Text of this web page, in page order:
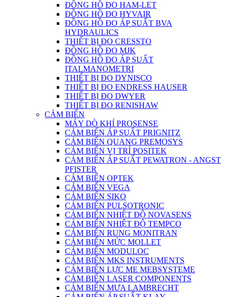
ĐỒNG HỒ ĐO HAM-LET
ĐỒNG HỒ ĐO HYVAIR
ĐỒNG HỒ ĐO ÁP SUẤT BVA
HYDRAULICS
THIẾT BỊ ĐO CRESSTO
ĐỒNG HỒ ĐO MJK
ĐỒNG HỒ ĐO ÁP SUẤT
ITALMANOMETRI
THIẾT BỊ ĐO DYNISCO
THIẾT BỊ ĐO ENDRESS HAUSER
THIẾT BỊ ĐO DWYER
THIẾT BỊ ĐO RENISHAW
CẢM BIẾN
MÁY DÒ KHÍ PROSENSE
CẢM BIẾN ÁP SUẤT PRIGNITZ
CẢM BIẾN QUANG PREMOSYS
CẢM BIẾN VỊ TRÍ POSITEK
CẢM BIẾN ÁP SUẤT PEWATRON - ANGST
PFISTER
CẢM BIẾN OPTEK
CẢM BIẾN VEGA
CẢM BIẾN SIKO
CẢM BIẾN PULSOTRONIC
CẢM BIẾN NHIỆT ĐỘ NOVASENS
CẢM BIẾN NHIỆT ĐỘ TEMPCO
CẢM BIẾN RUNG MONITRAN
CẢM BIẾN MỨC MOLLET
CẢM BIẾN MODULOC
CẢM BIẾN MKS INSTRUMENTS
CẢM BIẾN LỰC ME MEBSYSTEME
CẢM BIẾN LASER COMPONENTS
CẢM BIẾN MƯA LAMBRECHT